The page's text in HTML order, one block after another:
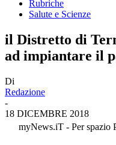
Rubriche
Salute e Scienze
il Distretto di
ad impiantare il
Di
Redazione
-
18 DICEMBRE 2018
myNews.iT - Per spazio